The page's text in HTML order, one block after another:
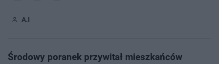
A.I
Środowy poranek przywitał mieszkańców